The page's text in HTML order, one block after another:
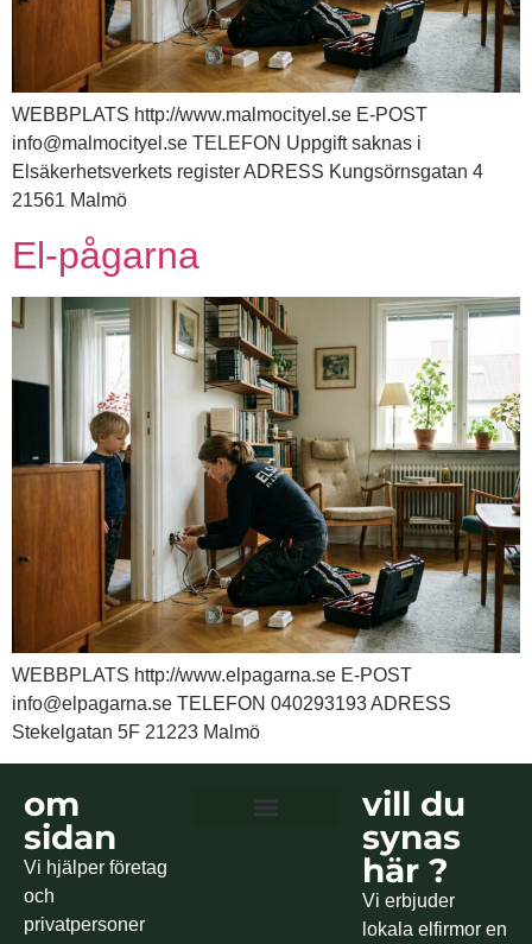
WEBBPLATS http://www.malmocityel.se E-POST
info@malmocityel.se TELEFON Uppgift saknas i
Elsäkerhetsverkets register ADRESS Kungsörnsgatan 4
21561 Malmö
El-pågarna
WEBBPLATS http://www.elpagarna.se E-POST
info@elpagarna.se TELEFON 040293193 ADRESS
Stekelgatan 5F 21223 Malmö
om
sidan
Vi hjälper företag
och
privatpersoner
vill du
synas
här ?
Vi erbjuder
lokala elfirmor en